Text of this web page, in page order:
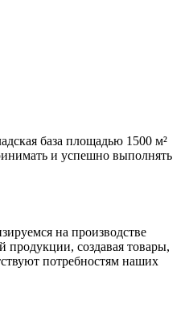
база площадью 1500 м²
и успешно выполнять
на производстве
продукции, создавая товары,
потребностям наших